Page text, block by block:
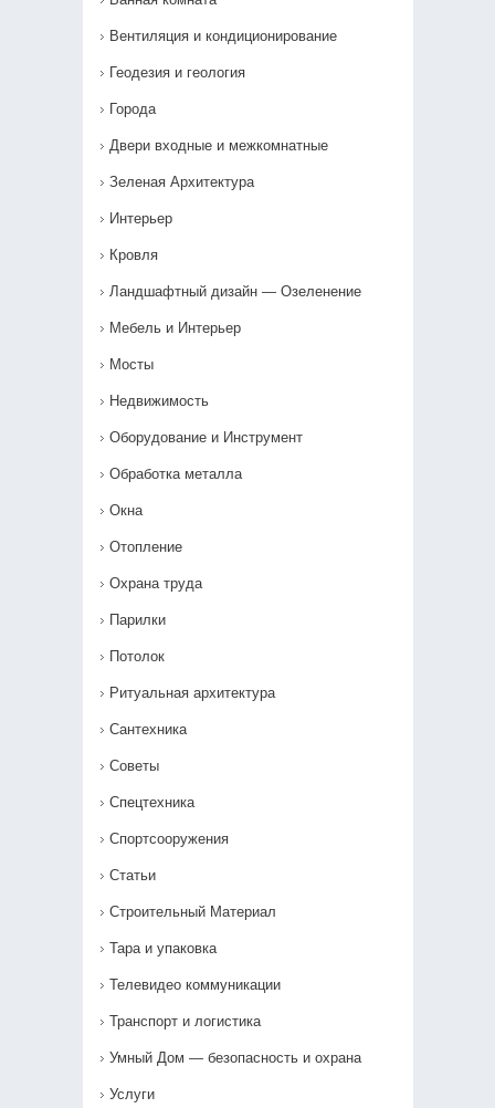
Вентиляция и кондиционирование
Геодезия и геология
Города
Двери входные и межкомнатные
Зеленая Архитектура
Интерьер
Кровля
Ландшафтный дизайн — Озеленение‎
Мебель и Интерьер
Мосты
Недвижимость
Оборудование и Инструмент
Обработка металла
Окна
Отопление
Охрана труда
Парилки
Потолок
Ритуальная архитектура
Сантехника
Советы
Спецтехника
Спортсооружения
Статьи
Строительный Материал
Тара и упаковка
Телевидео коммуникации
Транспорт и логистика
Умный Дом — безопасность и охрана
Услуги